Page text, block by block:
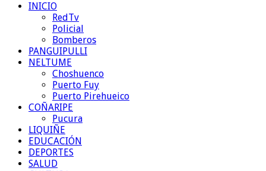
INICIO
RedTv
Policial
Bomberos
PANGUIPULLI
NELTUME
Choshuenco
Puerto Fuy
Puerto Pirehueico
COÑARIPE
Pucura
LIQUIÑE
EDUCACIÓN
DEPORTES
SALUD